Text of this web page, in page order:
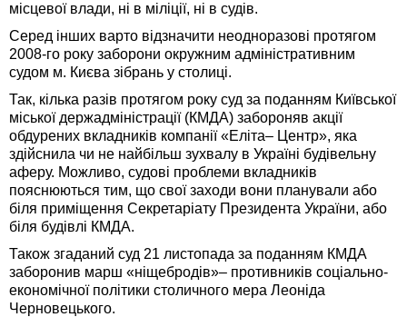
місцевої влади, ні в міліції, ні в судів.
Серед інших варто відзначити неодноразові протягом
2008-го року заборони окружним адміністративним
судом м. Києва зібрань у столиці.
Так, кілька разів протягом року суд за поданням Київської
міської держадміністрації (КМДА) забороняв акції
обдурених вкладників компанії «Еліта– Центр», яка
здійснила чи не найбільш зухвалу в Україні будівельну
аферу. Можливо, судові проблеми вкладників
пояснюються тим, що свої заходи вони планували або
біля приміщення Секретаріату Президента України, або
біля будівлі КМДА.
Також згаданий суд 21 листопада за поданням КМДА
заборонив марш «ніщебродів»– противників соціально-
економічної політики столичного мера Леоніда
Черновецького.